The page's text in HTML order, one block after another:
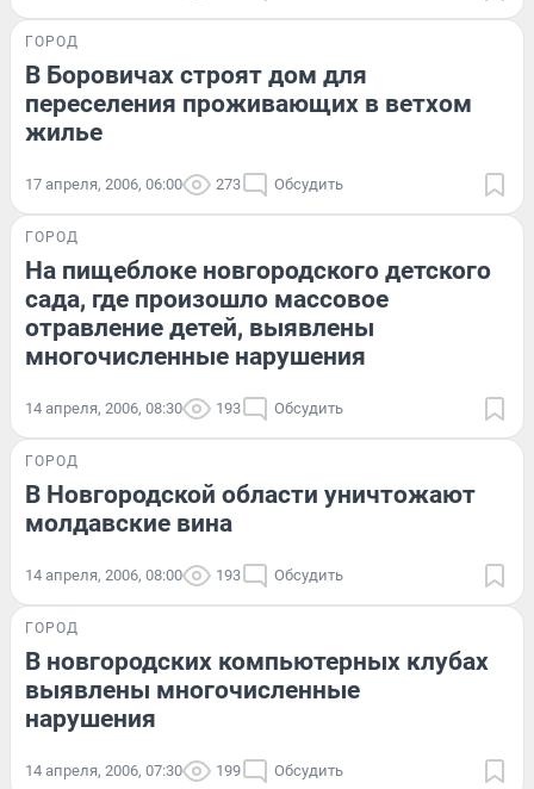
ГОРОД
В Боровичах строят дом для
переселения проживающих в ветхом
жилье
17 апреля, 2006, 06:00 273 Обсудить
ГОРОД
На пищеблоке новгородского детского
сада, где произошло массовое
отравление детей, выявлены
многочисленные нарушения
14 апреля, 2006, 08:30 193 Обсудить
ГОРОД
В Новгородской области уничтожают
молдавские вина
14 апреля, 2006, 08:00 193 Обсудить
ГОРОД
В новгородских компьютерных клубах
выявлены многочисленные
нарушения
14 апреля, 2006, 07:30 199 Обсудить